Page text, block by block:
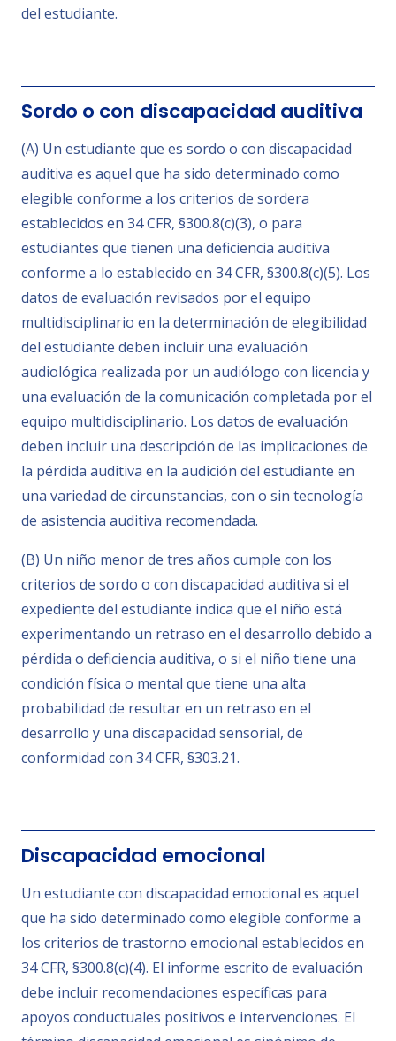
del estudiante.
Sordo o con discapacidad auditiva
(A) Un estudiante que es sordo o con discapacidad
auditiva es aquel que ha sido determinado como
elegible conforme a los criterios de sordera
establecidos en 34 CFR, §300.8(c)(3), o para
estudiantes que tienen una deficiencia auditiva
conforme a lo establecido en 34 CFR, §300.8(c)(5). Los
datos de evaluación revisados por el equipo
multidisciplinario en la determinación de elegibilidad
del estudiante deben incluir una evaluación
audiológica realizada por un audiólogo con licencia y
una evaluación de la comunicación completada por el
equipo multidisciplinario. Los datos de evaluación
deben incluir una descripción de las implicaciones de
la pérdida auditiva en la audición del estudiante en
una variedad de circunstancias, con o sin tecnología
de asistencia auditiva recomendada.
(B) Un niño menor de tres años cumple con los
criterios de sordo o con discapacidad auditiva si el
expediente del estudiante indica que el niño está
experimentando un retraso en el desarrollo debido a
pérdida o deficiencia auditiva, o si el niño tiene una
condición física o mental que tiene una alta
probabilidad de resultar en un retraso en el
desarrollo y una discapacidad sensorial, de
conformidad con 34 CFR, §303.21.
Discapacidad emocional
Un estudiante con discapacidad emocional es aquel
que ha sido determinado como elegible conforme a
los criterios de trastorno emocional establecidos en
34 CFR, §300.8(c)(4). El informe escrito de evaluación
debe incluir recomendaciones específicas para
apoyos conductuales positivos e intervenciones. El